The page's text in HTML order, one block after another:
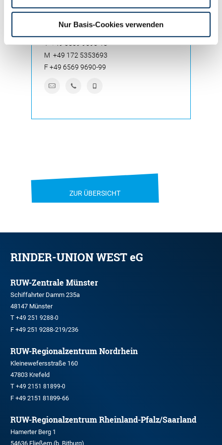
Nur Basis-Cookies verwenden
GERD GREBENER
Regionalleitung Rheinland-Pfalz/Saarland
T +49 6569 9690-13
M +49 172 5353693
F+49 6569 9690-99
ZUR ÜBERSICHT
RINDER-UNION WEST eG
RUW-Zentrale Münster
Schiffahrter Damm 235a
48147 Münster
T +49 251 9288-0
F +49 251 9288-219/236
RUW-Regionalzentrum Nordrhein
Kleinewefersstraße 160
47803 Krefeld
T +49 2151 81899-0
F +49 2151 81899-66
RUW-Regionalzentrum Rheinland-Pfalz/Saarland
Hamerter Berg 1
54636 Fließem (b. Bitburg)